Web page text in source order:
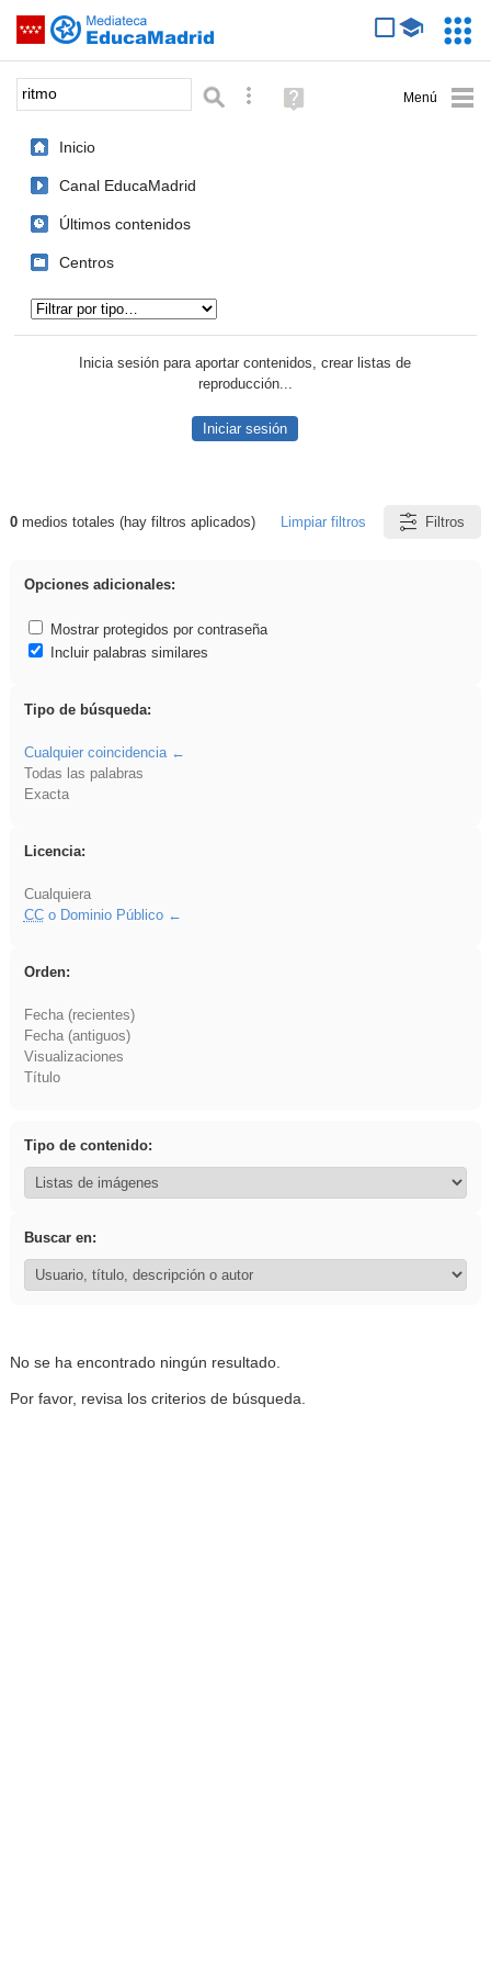
Saltar navegación
Palabra o frase: Búsqueda avanzada
Ayuda
(en
Inicio
Canal EducaMadrid
Últimos contenidos
Centros
Inicia sesión para aportar contenidos, crear listas de
reproducción...
Iniciar sesión
Resultados de: ritmo
0medios totales (hay filtros aplicados) Limpiar filtros Filtros
Opciones adicionales:
Mostrar protegidos por contraseña
Incluir palabras similares
Tipo de búsqueda:
Cualquier coincidencia
Todas las palabras
Exacta
Licencia:
Cualquiera
CCo Dominio Público
Orden:
Fecha (recientes)
Fecha (antiguos)
Visualizaciones
Título
Tipo de contenido:
Buscar en:
No se ha encontrado ningún resultado.
Por favor, revisa los criterios de búsqueda.